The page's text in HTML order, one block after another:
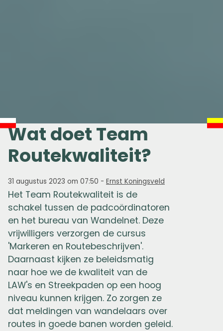
Wat doet Team
Routekwaliteit?
31 augustus 2023 om 07:50 - Ernst Koningsveld
Het Team Routekwaliteit is de
schakel tussen de padcoördinatoren
en het bureau van Wandelnet. Deze
vrijwilligers verzorgen de cursus
'Markeren en Routebeschrijven'.
Daarnaast kijken ze beleidsmatig
naar hoe we de kwaliteit van de
LAW's en Streekpaden op een hoog
niveau kunnen krijgen. Zo zorgen ze
dat meldingen van wandelaars over
routes in goede banen worden geleid.